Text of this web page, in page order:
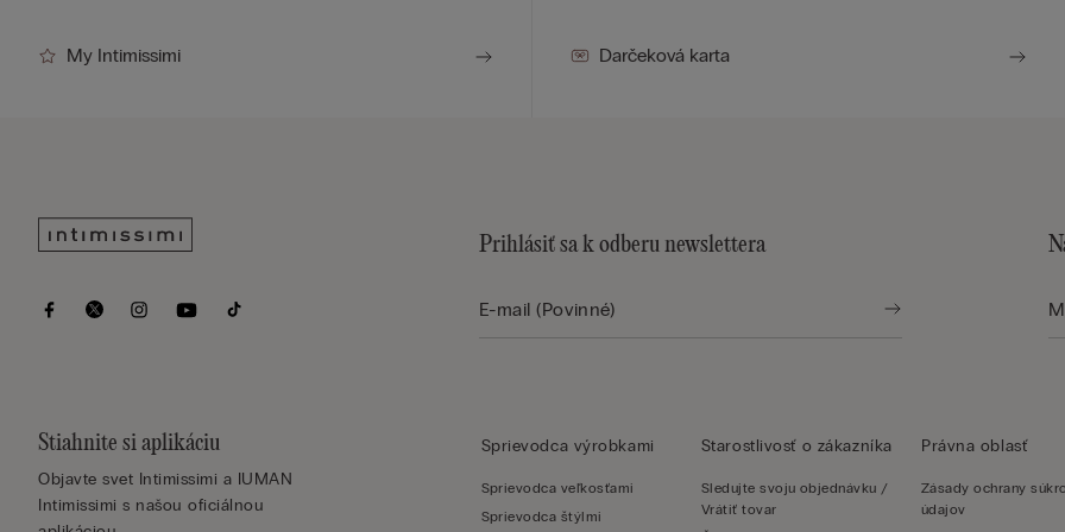
My Intimissimi Darčeková karta
Stiahnite si aplikáciu
Objavte svet Intimissimi a IUMAN
Intimissimi s našou oficiálnou
Prihlásiť sa k odberu newslettera
Sprievodca výrobkami
Sprievodca veľkosťami
Sprievodca štýlmi
Starostlivosť o zákazníka
Sledujte svoju objednávku /
Vrátiť tovar
Právna oblasť
Zásady ochrany
údajov